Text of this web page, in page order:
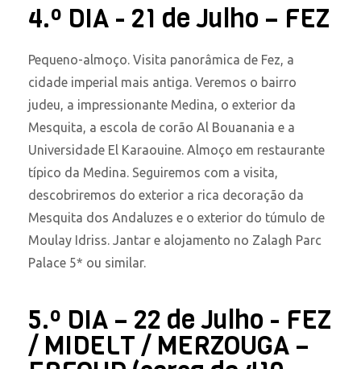
4.º DIA - 21 de Julho – FEZ
Pequeno-almoço. Visita panorâmica de Fez, a
cidade imperial mais antiga. Veremos o bairro
judeu, a impressionante Medina, o exterior da
Mesquita, a escola de corão Al Bouanania e a
Universidade El Karaouine. Almoço em restaurante
típico da Medina. Seguiremos com a visita,
descobriremos do exterior a rica decoração da
Mesquita dos Andaluzes e o exterior do túmulo de
Moulay Idriss. Jantar e alojamento no Zalagh Parc
Palace 5* ou similar.
5.º DIA – 22 de Julho - FEZ
/ MIDELT / MERZOUGA –